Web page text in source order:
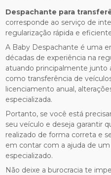
Despachante para
corresponde ao serviço de
regularização rápida e
A Baby Despachante é uma
décadas de experiência na
atuando principalmente junto
como transferência de
licenciamento anual,
especializada.
Portanto, se você está
seu veículo e deseja garantir
realizado de forma correta e
em contar com a ajuda de
especializado.
Não deixe a burocracia te